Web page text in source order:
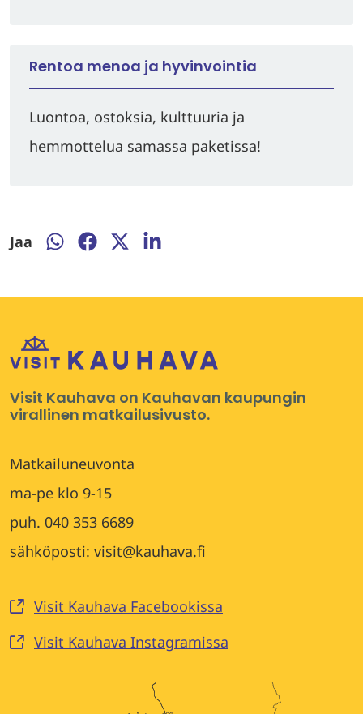
Rentoa menoa ja hyvinvointia
Luontoa, ostoksia, kulttuuria ja
hemmottelua samassa paketissa!
Jaa
Jaa
Jaa
Jaa
Jaa
Visit Kauhava on Kauhavan kaupungin
virallinen matkailusivusto.
Matkailuneuvonta
ma-pe klo 9-15
puh. 040 353 6689
sähköposti: visit@kauhava.fi
Visit Kauhava Facebookissa
Visit Kauhava Instagramissa